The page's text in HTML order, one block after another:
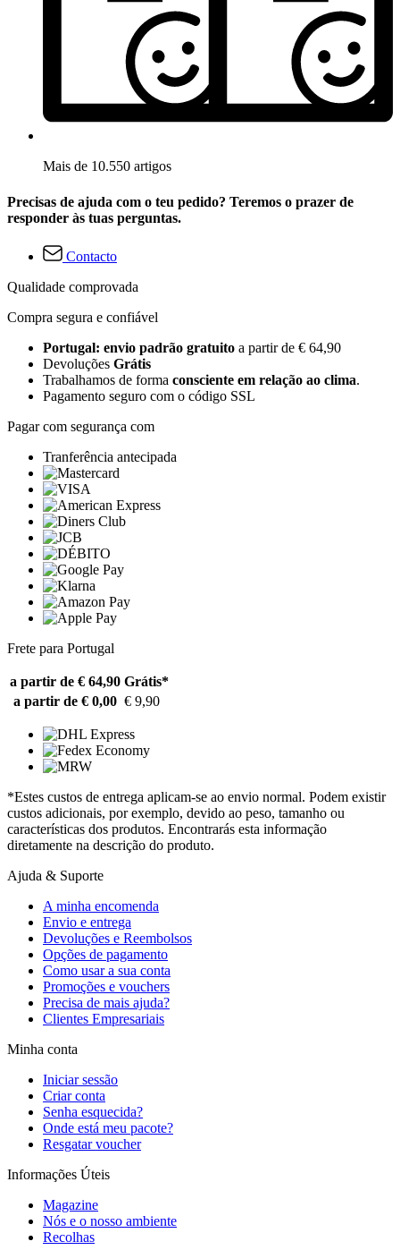
Mais de 10.550 artigos
Precisas de ajuda com o teu pedido? Teremos o prazer de
responder às tuas perguntas.
Contacto
Qualidade comprovada
Compra segura e confiável
Portugal: envio padrão gratuito a partir de € 64,90
Devoluções Grátis
Trabalhamos de forma consciente em relação ao clima.
Pagamento seguro com o código SSL
Pagar com segurança com
Tranferência antecipada
Frete para Portugal
a partir de € 64,90 Grátis*
a partir de € 0,00 € 9,90
*Estes custos de entrega aplicam-se ao envio normal. Podem existir
custos adicionais, por exemplo, devido ao peso, tamanho ou
características dos produtos. Encontrarás esta informação
diretamente na descrição do produto.
Ajuda & Suporte
A minha encomenda
Envio e entrega
Devoluções e Reembolsos
Opções de pagamento
Como usar a sua conta
Promoções e vouchers
Precisa de mais ajuda?
Clientes Empresariais
Minha conta
Iniciar sessão
Criar conta
Senha esquecida?
Onde está meu pacote?
Resgatar voucher
Informações Úteis
Magazine
Nós e o nosso ambiente
Recolhas